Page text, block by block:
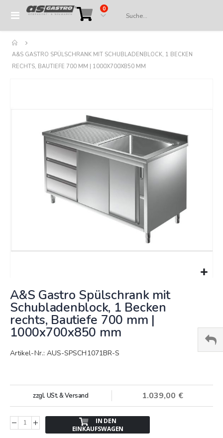
Navigation
Cart
0Artikel
A&S GASTRO SPÜLSCHRANK MIT SCHUBLADENBLOCK, 1 BECKEN
RECHTS, BAUTIEFE 700 MM | 1000X700X850 MM
zum
Anfang
der
Bildergalerie
A&S Gastro Spülschrank mit
Schubladenblock, 1 Becken
rechts, Bautiefe 700 mm |
1000x700x850 mm
Artikel-Nr.: AUS-SPSCH1071BR-S
1.039,00 €
zzgl. USt. & Versand
IN DEN
EINKAUFSWAGEN